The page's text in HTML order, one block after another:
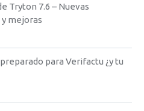
Tryton 7.6 – Nuevas
mejoras
para Verifactu ¿y tu